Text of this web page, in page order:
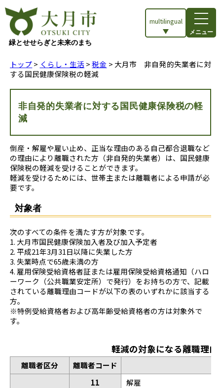
緑とせせらぎと未来のまち
multilingual
メニュー
トップ> くらし・生活 >税金 > 大月市 非自発的失業者に対
する国民健康保険税の軽減
非自発的失業者に対する国民健康保険税の軽
減
倒産・解雇や雇い止め、正当な理由のある自己都合退職など
の理由により離職された方（非自発的失業者）は、国民健康
保険税の軽減を受けることができます。
軽減を受けるためには、世帯主または離職者による申請が必
要です。
対象者
次のすべての条件を満たす方が対象です。
1. 大月市国民健康保険加入者及び加入予定者
2. 平成21年3月31日以降に失業した方
3. 失業時点で65歳未満の方
4. 雇用保険受給資格者証または雇用保険受給資格通知（ハロ
ーワーク（公共職業安定所）で発行）をお持ちの方で、記載
されている離職理由コードが以下の表のいずれかに該当する
方。
※特例受給資格者および高年齢受給資格者の方は対象外で
す。
軽減の対象になる離職理由
離職者区分 離職者コード
11
解雇